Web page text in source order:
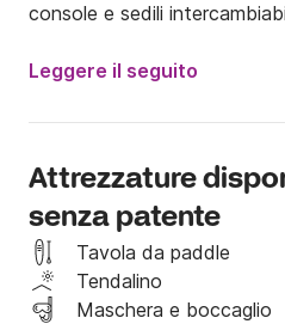
console e sedili
barca, o per usarli come
Il suo casco dal design
essere trasportato senza
titolazione nautica.
Ha un grande tendalino per
completo equipaggiamento
membri. e attrezzature
Leggere il seguito
Attrezzature
senza patente
Tavola da paddle
Tendalino
Maschera e boccaglio